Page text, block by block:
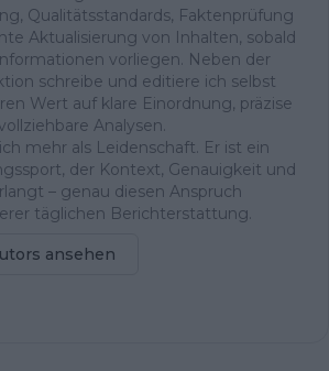
Qualitätsstandards, Faktenprüfung
Aktualisierung von Inhalten, sobald
vorliegen. Neben der
schreibe und editiere ich selbst
Wert auf klare Einordnung, präzise
Analysen.
mehr als Leidenschaft. Er ist ein
der Kontext, Genauigkeit und
– genau diesen Anspruch
täglichen Berichterstattung.
ansehen